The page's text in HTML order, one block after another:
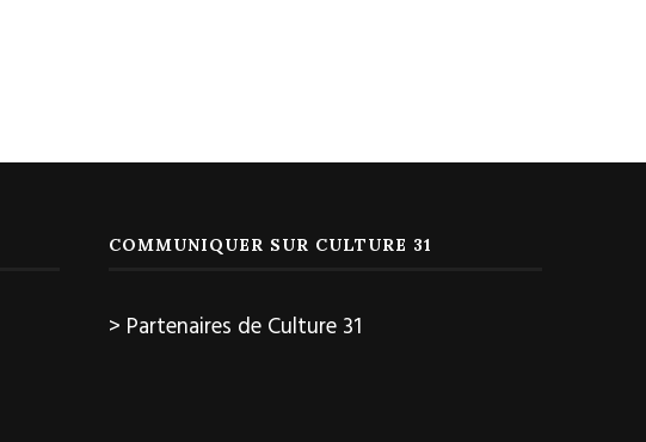
COMMUNIQUER SUR CULTURE 31
> Partenaires de Culture 31